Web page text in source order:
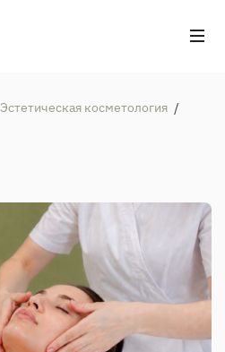
Эстетическая косметология /